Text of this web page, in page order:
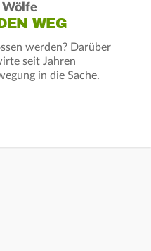
Wölfe
WEG
werden? Darüber
seit Jahren
in die Sache.